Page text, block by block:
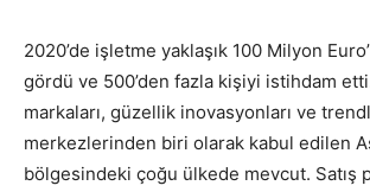
2020’de işletme yaklaşık 100 Milyon
gördü ve 500’den fazla kişiyi istihdam
markaları, güzellik inovasyonları ve
merkezlerinden biri olarak kabul edilen
bölgesindeki çoğu ülkede mevcut. Satış